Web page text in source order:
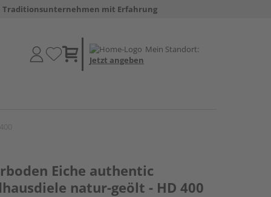
Traditionsunternehmen mit Erfahrung
Mein Standort:
Jetzt angeben
Eiche authentic
natur-geölt - HD 400